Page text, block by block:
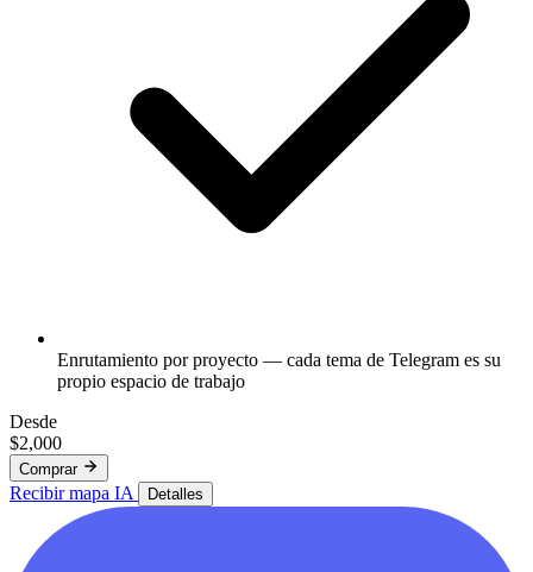
Enrutamiento por proyecto — cada tema de Telegram es su
propio espacio de trabajo
Desde
$2,000
Comprar
Recibir mapa IA Detalles